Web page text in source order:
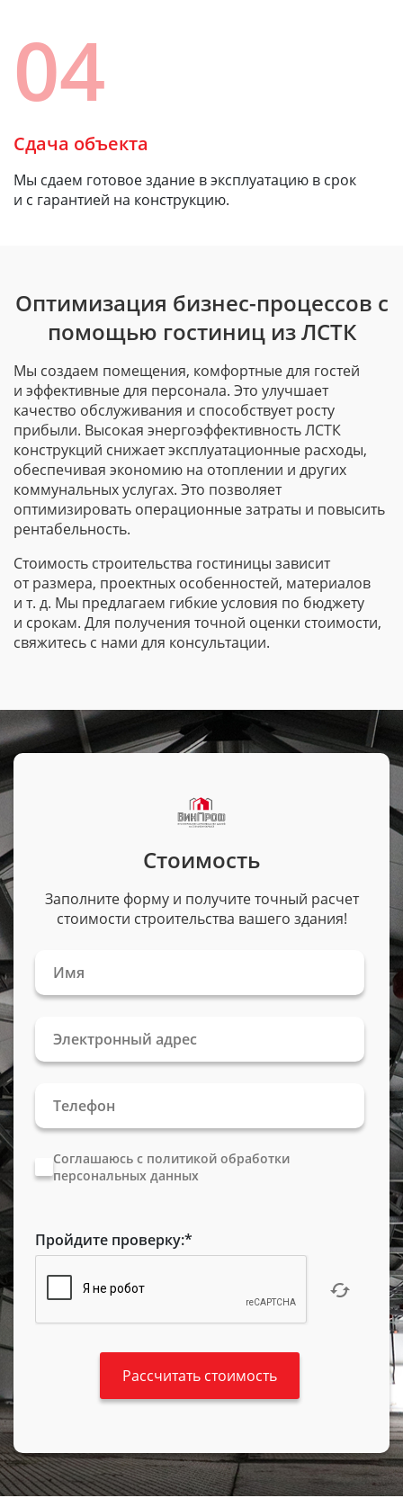
04
Сдача объекта
Мы сдаем готовое здание в эксплуатацию в срок
и с гарантией на конструкцию.
Оптимизация бизнес-процессов с
помощью гостиниц из ЛСТК
Мы создаем помещения, комфортные для гостей
и эффективные для персонала. Это улучшает
качество обслуживания и способствует росту
прибыли. Высокая энергоэффективность ЛСТК
конструкций снижает эксплуатационные расходы,
обеспечивая экономию на отоплении и других
коммунальных услугах. Это позволяет
оптимизировать операционные затраты и повысить
рентабельность.
Стоимость строительства гостиницы зависит
от размера, проектных особенностей, материалов
и т. д. Мы предлагаем гибкие условия по бюджету
и срокам. Для получения точной оценки стоимости,
свяжитесь с нами для консультации.
Стоимость
Заполните форму и получите точный расчет
стоимости строительства вашего здания!
Соглашаюсь с политикой обработки
персональных данных
Пройдите проверку:*